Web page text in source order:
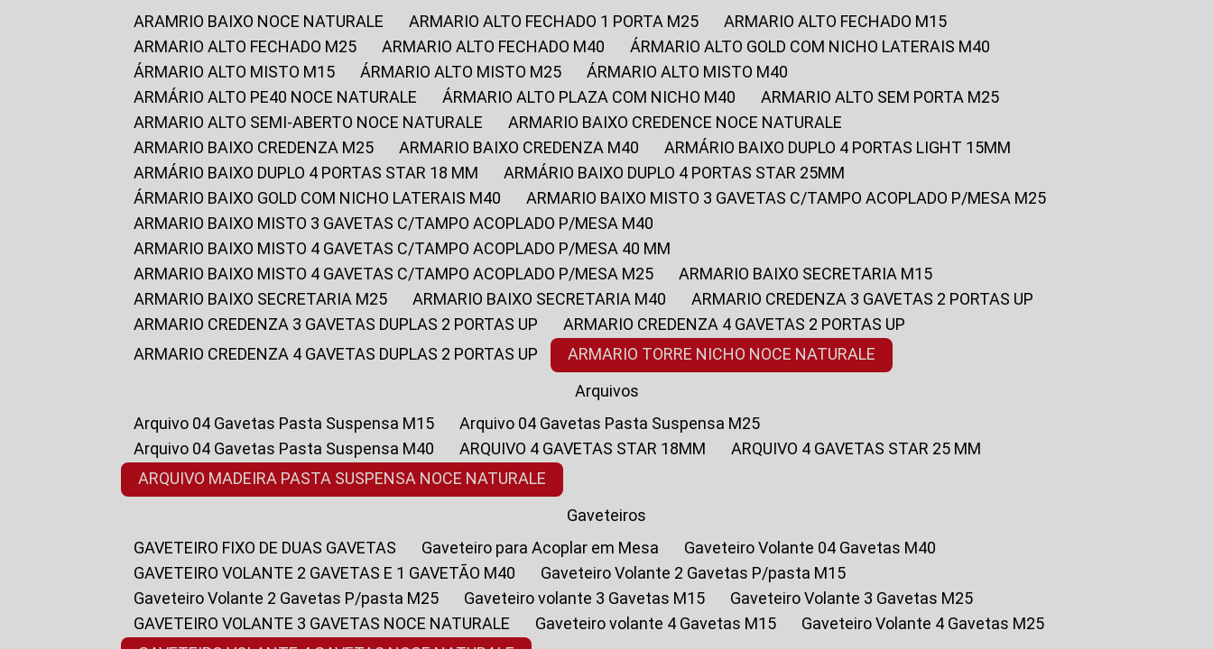
ARAMRIO BAIXO NOCE NATURALE
ARMARIO ALTO FECHADO 1 PORTA M25
ARMARIO ALTO FECHADO M15
ARMARIO ALTO FECHADO M25
ARMARIO ALTO FECHADO M40
ÁRMARIO ALTO GOLD COM NICHO LATERAIS M40
ÁRMARIO ALTO MISTO M15
ÁRMARIO ALTO MISTO M25
ÁRMARIO ALTO MISTO M40
ARMÁRIO ALTO PE40 NOCE NATURALE
ÁRMARIO ALTO PLAZA COM NICHO M40
ARMARIO ALTO SEM PORTA M25
ARMARIO ALTO SEMI-ABERTO NOCE NATURALE
ARMARIO BAIXO CREDENCE NOCE NATURALE
ARMARIO BAIXO CREDENZA M25
ARMARIO BAIXO CREDENZA M40
ARMÁRIO BAIXO DUPLO 4 PORTAS LIGHT 15MM
ARMÁRIO BAIXO DUPLO 4 PORTAS STAR 18 MM
ARMÁRIO BAIXO DUPLO 4 PORTAS STAR 25MM
ÁRMARIO BAIXO GOLD COM NICHO LATERAIS M40
ARMARIO BAIXO MISTO 3 GAVETAS C/TAMPO ACOPLADO P/MESA M25
ARMARIO BAIXO MISTO 3 GAVETAS C/TAMPO ACOPLADO P/MESA M40
ARMARIO BAIXO MISTO 4 GAVETAS C/TAMPO ACOPLADO P/MESA 40 MM
ARMARIO BAIXO MISTO 4 GAVETAS C/TAMPO ACOPLADO P/MESA M25
ARMARIO BAIXO SECRETARIA M15
ARMARIO BAIXO SECRETARIA M25
ARMARIO BAIXO SECRETARIA M40
ARMARIO CREDENZA 3 GAVETAS 2 PORTAS UP
ARMARIO CREDENZA 3 GAVETAS DUPLAS 2 PORTAS UP
ARMARIO CREDENZA 4 GAVETAS 2 PORTAS UP
ARMARIO CREDENZA 4 GAVETAS DUPLAS 2 PORTAS UP
ARMARIO TORRE NICHO NOCE NATURALE
Arquivos
Arquivo 04 Gavetas Pasta Suspensa M15
Arquivo 04 Gavetas Pasta Suspensa M25
Arquivo 04 Gavetas Pasta Suspensa M40
ARQUIVO 4 GAVETAS STAR 18MM
ARQUIVO 4 GAVETAS STAR 25 MM
ARQUIVO MADEIRA PASTA SUSPENSA NOCE NATURALE
Gaveteiros
GAVETEIRO FIXO DE DUAS GAVETAS
Gaveteiro para Acoplar em Mesa
Gaveteiro Volante 04 Gavetas M40
GAVETEIRO VOLANTE 2 GAVETAS E 1 GAVETÃO M40
Gaveteiro Volante 2 Gavetas P/pasta M15
Gaveteiro Volante 2 Gavetas P/pasta M25
Gaveteiro volante 3 Gavetas M15
Gaveteiro Volante 3 Gavetas M25
GAVETEIRO VOLANTE 3 GAVETAS NOCE NATURALE
Gaveteiro volante 4 Gavetas M15
Gaveteiro Volante 4 Gavetas M25